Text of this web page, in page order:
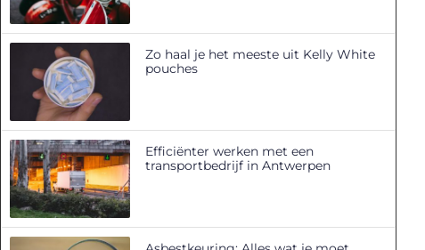
Zo haal je het meeste uit Kelly White
pouches
Efficiënter werken met een
transportbedrijf in Antwerpen